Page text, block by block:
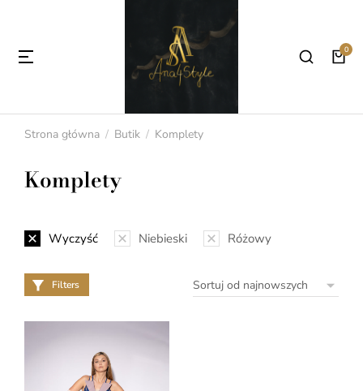
Jesteś tutaj:
Strona główna Butik Komplety
Komplety
Wyczyść Niebieski Różowy
Filters